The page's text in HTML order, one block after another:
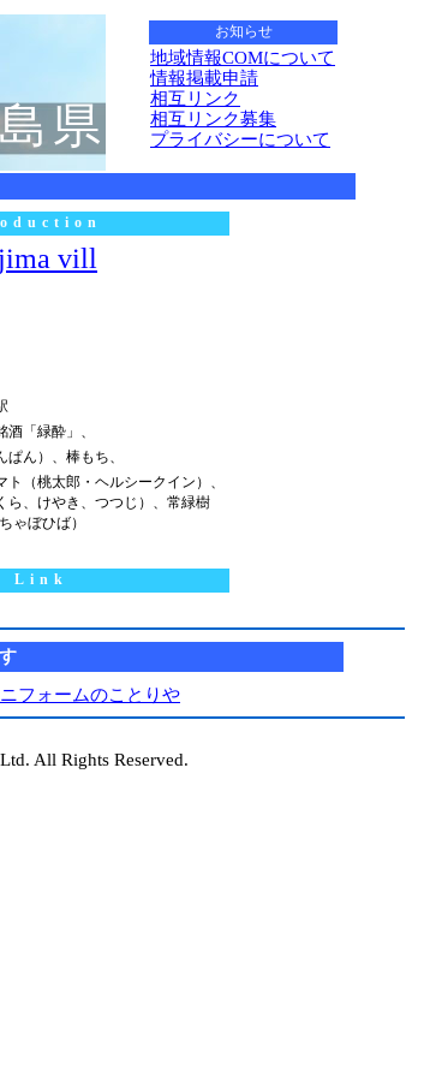
県
お知らせ
地域情報COMについて
情報掲載申請
相互リンク
相互リンク募集
プライバシーについて
vill
「緑酔」、
ぱん）、棒もち、
（桃太郎・ヘルシークイン）、
ら、けやき、つつじ）、常緑樹
ゃぼひば）
Link
フォームのことりや
All Rights Reserved.